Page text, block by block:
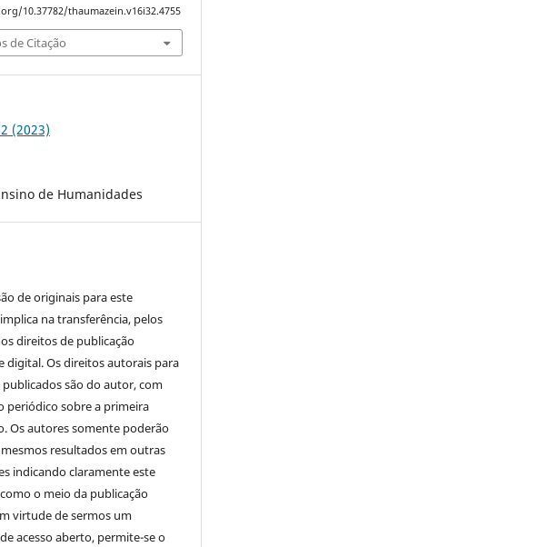
10.37782/thaumazein.v16i32.4755
de Citação
(2023)
de Humanidades
de originais para este
na transferência, pelos
direitos de publicação
digital. Os direitos autorais para
são do autor, com
periódico sobre a primeira
Os autores somente poderão
resultados em outras
indicando claramente este
o meio da publicação
virtude de sermos um
acesso aberto, permite-se o